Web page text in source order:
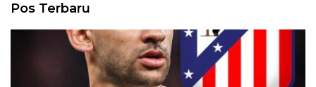
Pos Terbaru